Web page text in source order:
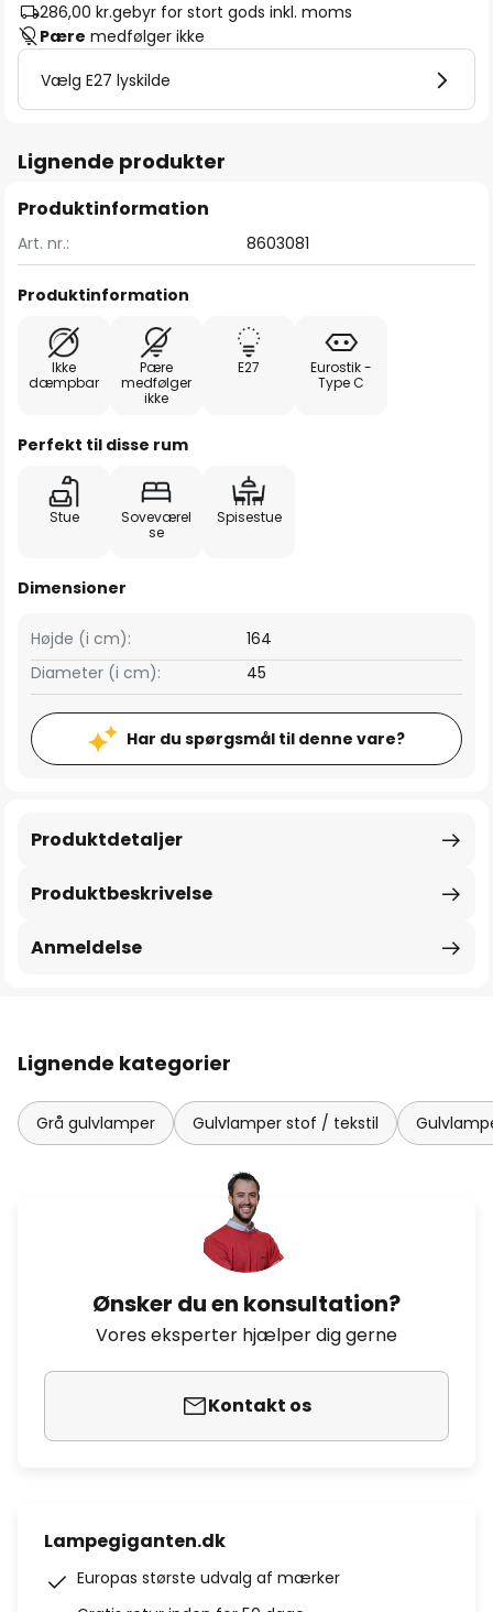
286,00 kr.gebyr for stort gods inkl. moms
Pære medfølger ikke
Vælg E27 lyskilde
Lignende produkter
Produktinformation
Art. nr.: 8603081
Produktinformation
Ikke
dæmpbar
Pære
medfølger
ikke
E27
Eurostik -
Type C
Perfekt til disse rum
Stue
Soveværel
se
Spisestue
Dimensioner
Højde (i cm):
164
Diameter (i cm):
45
Har du spørgsmål til denne vare?
Produktbeskrivelse
Produktdetaljer
Anmeldelse
Lignende kategorier
Grå gulvlamper Gulvlamper stof / tekstil
Ønsker du en konsultation?
Vores eksperter hjælper dig gerne
Kontakt os
Lampegiganten.dk
Europas største udvalg af mærker